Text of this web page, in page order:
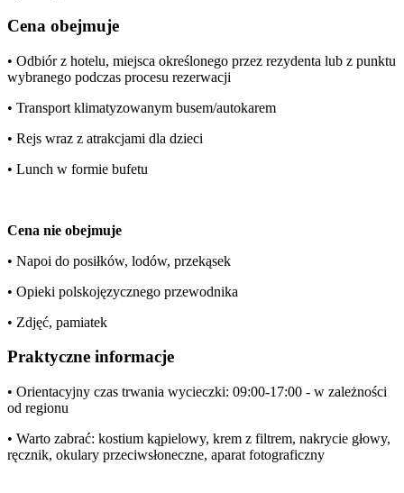
Cena obejmuje
• Odbiór z hotelu, miejsca określonego przez rezydenta lub z punktu
wybranego podczas procesu rezerwacji
• Transport klimatyzowanym busem/autokarem
• Rejs wraz z atrakcjami dla dzieci
• Lunch w formie bufetu
Cena nie obejmuje
• Napoi do posiłków, lodów, przekąsek
• Opieki polskojęzycznego przewodnika
• Zdjęć, pamiatek
Praktyczne informacje
• Orientacyjny czas trwania wycieczki: 09:00-17:00 - w zależności
od regionu
• Warto zabrać: kostium kąpielowy, krem z filtrem, nakrycie głowy,
ręcznik, okulary przeciwsłoneczne, aparat fotograficzny